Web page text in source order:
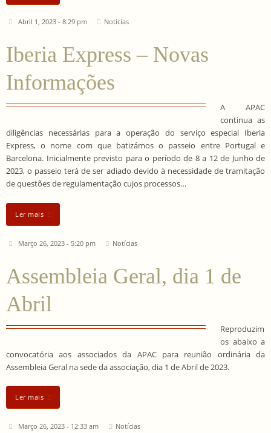
Abril 1, 2023 - 8:29 pm Notícias
Iberia Express – Novas
Informações
A APAC
continua as
diligências necessárias para a operação do serviço especial Iberia
Express, o nome com que batizámos o passeio entre Portugal e
Barcelona. Inicialmente previsto para o período de 8 a 12 de Junho de
2023, o passeio terá de ser adiado devido à necessidade de tramitação
de questões de regulamentação cujos processos…
Ler mais
Março 26, 2023 - 5:20 pm Notícias
Assembleia Geral, dia 1 de
Abril
Reproduzim
os abaixo a
convocatória aos associados da APAC para reunião ordinária da
Assembleia Geral na sede da associação, dia 1 de Abril de 2023.
Ler mais
Março 26, 2023 - 12:33 am Notícias